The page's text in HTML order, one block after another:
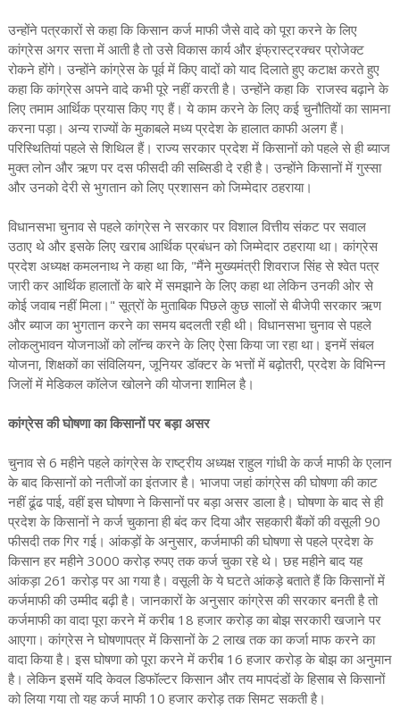
उन्होंने पत्रकारों से कहा कि किसान कर्ज माफी जैसे वादे को पूरा करने के लिए
कांग्रेस अगर सत्ता में आती है तो उसे विकास कार्य और इंफ्रास्ट्रक्चर प्रोजेक्ट
रोकने होंगे। उन्होंने कांग्रेस के पूर्व में किए वादों को याद दिलाते हुए कटाक्ष करते हुए
कहा कि कांग्रेस अपने वादे कभी पूरे नहीं करती है। उन्होंने कहा कि राजस्व बढ़ाने के
लिए तमाम आर्थिक प्रयास किए गए हैं। ये काम करने के लिए कई चुनौतियों का सामना
करना पड़ा। अन्य राज्यों के मुकाबले मध्य प्रदेश के हालात काफी अलग हैं।
परिस्थितियां पहले से शिथिल हैं। राज्य सरकार प्रदेश में किसानों को पहले से ही ब्याज
मुक्त लोन और ऋण पर दस फीसदी की सब्सिडी दे रही है। उन्होंने किसानों में गुस्सा
और उनको देरी से भुगतान को लिए प्रशासन को जिम्मेदार ठहराया।
विधानसभा चुनाव से पहले कांग्रेस ने सरकार पर विशाल वित्तीय संकट पर सवाल
उठाए थे और इसके लिए खराब आर्थिक प्रबंधन को जिम्मेदार ठहराया था। कांग्रेस
प्रदेश अध्यक्ष कमलनाथ ने कहा था कि, "मैंने मुख्यमंत्री शिवराज सिंह से श्वेत पत्र
जारी कर आर्थिक हालातों के बारे में समझाने के लिए कहा था लेकिन उनकी ओर से
कोई जवाब नहीं मिला।" सूत्रों के मुताबिक पिछले कुछ सालों से बीजेपी सरकार ऋण
और ब्याज का भुगतान करने का समय बदलती रही थी। विधानसभा चुनाव से पहले
लोकलुभावन योजनाओं को लॉन्च करने के लिए ऐसा किया जा रहा था। इनमें संबल
योजना, शिक्षकों का संविलियन, जूनियर डॉक्टर के भत्तों में बढ़ोतरी, प्रदेश के विभिन्न
जिलों में मेडिकल कॉलेज खोलने की योजना शामिल है।
कांग्रेस की घोषणा का किसानों पर बड़ा असर
चुनाव से 6 महीने पहले कांग्रेस के राष्ट्रीय अध्यक्ष राहुल गांधी के कर्ज माफी के एलान
के बाद किसानों को नतीजों का इंतजार है। भाजपा जहां कांग्रेस की घोषणा की काट
नहीं ढूंढ पाई, वहीं इस घोषणा ने किसानों पर बड़ा असर डाला है। घोषणा के बाद से ही
प्रदेश के किसानों ने कर्ज चुकाना ही बंद कर दिया और सहकारी बैंकों की वसूली 90
फीसदी तक गिर गई। आंकड़ों के अनुसार, कर्जमाफी की घोषणा से पहले प्रदेश के
किसान हर महीने 3000 करोड़ रुपए तक कर्ज चुका रहे थे। छह महीने बाद यह
आंकड़ा 261 करोड़ पर आ गया है। वसूली के ये घटते आंकड़े बताते हैं कि किसानों में
कर्जमाफी की उम्मीद बढ़ी है। जानकारों के अनुसार कांग्रेस की सरकार बनती है तो
कर्जमाफी का वादा पूरा करने में करीब 18 हजार करोड़ का बोझ सरकारी खजाने पर
आएगा। कांग्रेस ने घोषणापत्र में किसानों के 2 लाख तक का कर्जा माफ करने का
वादा किया है। इस घोषणा को पूरा करने में करीब 16 हजार करोड़ के बोझ का अनुमान
है। लेकिन इसमें यदि केवल डिफॉल्टर किसान और तय मापदंडों के हिसाब से किसानों
को लिया गया तो यह कर्ज माफी 10 हजार करोड़ तक सिमट सकती है।